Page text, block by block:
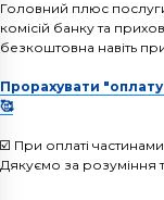
Головний плюс
комісій банку та
безкоштовна навіть
Прорахувати
🥰
☑️ При оплаті частинами
Дякуємо за розуміння